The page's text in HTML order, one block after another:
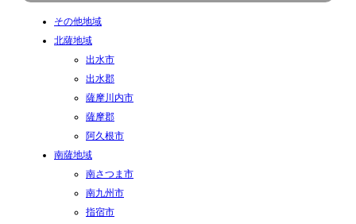
その他地域
北薩地域
出水市
出水郡
薩摩川内市
薩摩郡
阿久根市
南薩地域
南さつま市
南九州市
指宿市